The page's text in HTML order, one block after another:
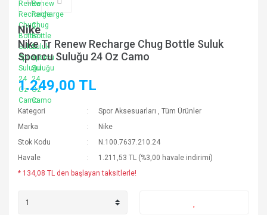
Nike
Nike Tr Renew Recharge Chug Bottle Suluk
Sporcu Suluğu 24 Oz Camo
1.249,00 TL
Kategori Spor Aksesuarları ,Tüm Ürünler
Marka
Nike
Stok Kodu
N.100.7637.210.24
Havale
1.211,53 TL (%3,00 havale indirimi)
* 134,08 TL den başlayan taksitlerle!